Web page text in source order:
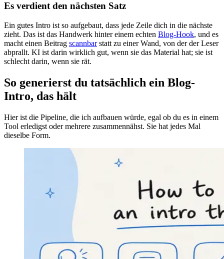
Es verdient den nächsten Satz
Ein gutes Intro ist so aufgebaut, dass jede Zeile dich in die nächste
zieht. Das ist das Handwerk hinter einem echten Blog-Hook, und es
macht einen Beitrag scannbarstatt zu einer Wand, von der der Leser
abprallt. KI ist darin wirklich gut, wenn sie das Material hat; sie ist
schlecht darin, wenn sie rät.
So generierst du tatsächlich ein Blog-
Intro, das hält
Hier ist die Pipeline, die ich aufbauen würde, egal ob du es in einem
Tool erledigst oder mehrere zusammennähst. Sie hat jedes Mal
dieselbe Form.